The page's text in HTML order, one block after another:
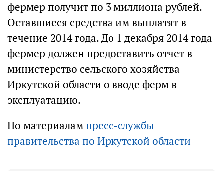
фермер получит по 3 миллиона рублей.
Оставшиеся средства им выплатят в
течение 2014 года. До 1 декабря 2014 года
фермер должен предоставить отчет в
министерство сельского хозяйства
Иркутской области о вводе ферм в
эксплуатацию.
По материалампресс-службы
правительства по Иркутской области